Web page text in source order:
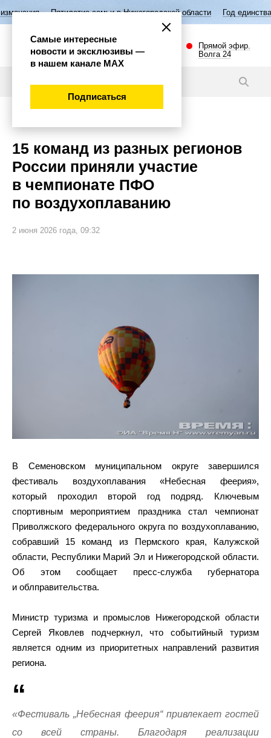
семьи в Нижегородской области Год единства народов России
Прямой эфир.
Волга 24
15 команд из разных регионов
России приняли участие
в чемпионате ПФО
по воздухоплаванию
2 июня 2026 года, 09:32
В Семеновском муниципальном округе завершился
фестиваль воздухоплавания «Небесная феерия»,
который проходил второй год подряд. Ключевым
спортивным мероприятием праздника стал чемпионат
Приволжского федерального округа по воздухоплаванию,
собравший 15 команд из Пермского края, Калужской
области, Республики Марий Эл и Нижегородской области.
Об этом сообщает пресс-служба губернатора
и облправительства.
Министр туризма и промыслов Нижегородской области
Сергей Яковлев подчеркнул, что событийный туризм
является одним из приоритетных направлений развития
региона.
«Фестиваль „Небесная феерия“ привлекает гостей
со всей страны. Благодаря реализации
Самые интересные
новости и эксклюзивы —
в нашем канале МАХ
Подписаться